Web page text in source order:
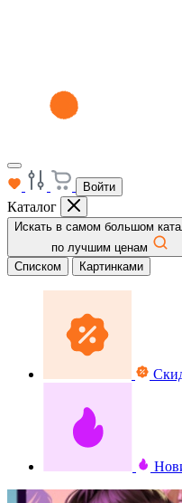
Войти
Каталог
Искать в самом большом
по лучшим ценам
Списком
Картинками